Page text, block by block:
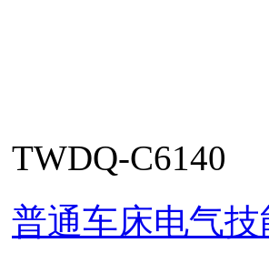
TWDQ-C6140
普通车床电气